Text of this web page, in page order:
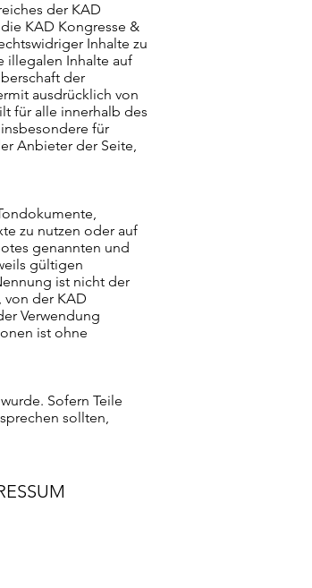
der KAD
KAD Kongresse &
Inhalte zu
illegalen Inhalte auf
der
ausdrücklich von
für alle innerhalb des
für
Anbieter der Seite,
zu nutzen oder auf
genannten und
gültigen
ist nicht der
von der KAD
Verwendung
ist ohne
Sofern Teile
sollten,